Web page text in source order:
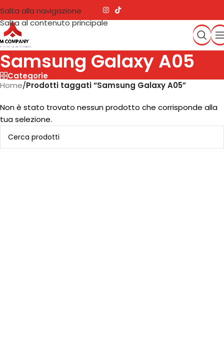
Salta alla navigazione
Salta al contenuto principale
Samsung Galaxy A05
Categorie
Home/Prodotti taggati “Samsung Galaxy A05”
Non è stato trovato nessun prodotto che corrisponde alla
tua selezione.